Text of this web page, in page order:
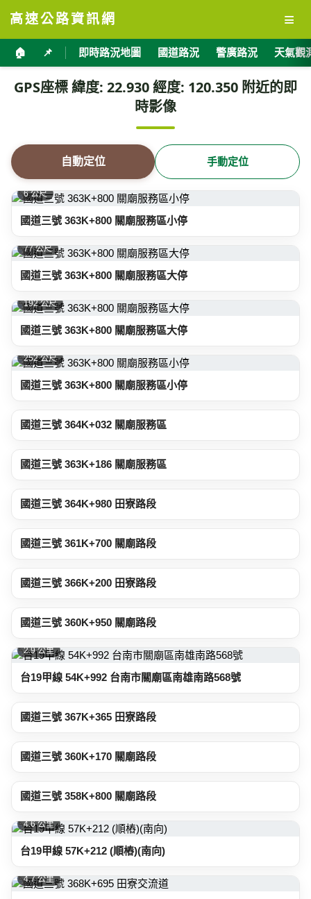
高速公路資訊網 ≡
🏠 📌 即時路況地圖 國道路況 警廣路況 天氣觀
GPS座標 緯度: 22.930 經度: 120.350 附近的即
時影像
自動定位 手動定位
6 公尺
國道三號 363K+800 關廟服務區小停
77 公尺
國道三號 363K+800 關廟服務區大停
192 公尺
國道三號 363K+800 關廟服務區大停
252 公尺
國道三號 363K+800 關廟服務區小停
4.6 公里
台19甲線 57K+212 (順樁)(南向)
4.7 公里